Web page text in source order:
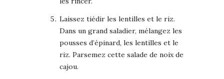
Laissez tiédir les lentilles et le riz.
Dans un grand saladier, mélangez les
pousses d’épinard, les lentilles et le
riz. Parsemez cette salade de noix de
cajou.